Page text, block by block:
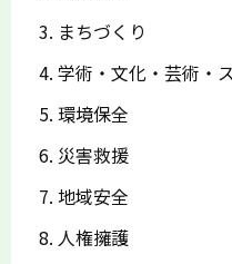
まちづくり
学術・文化・芸術・
環境保全
災害救援
地域安全
人権擁護